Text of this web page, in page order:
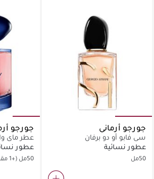
جورجو أرماني
سي فابو أو دو برفان
عطور نسائية
50مل
جورجو
عطر ماي
بارفان
عطور
50مل (+1 مقاس)